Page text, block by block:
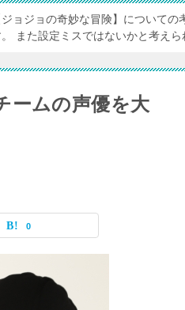
ジョジョの奇妙な冒険】について
また設定ミスではないかと考え
ームの声優を大
0